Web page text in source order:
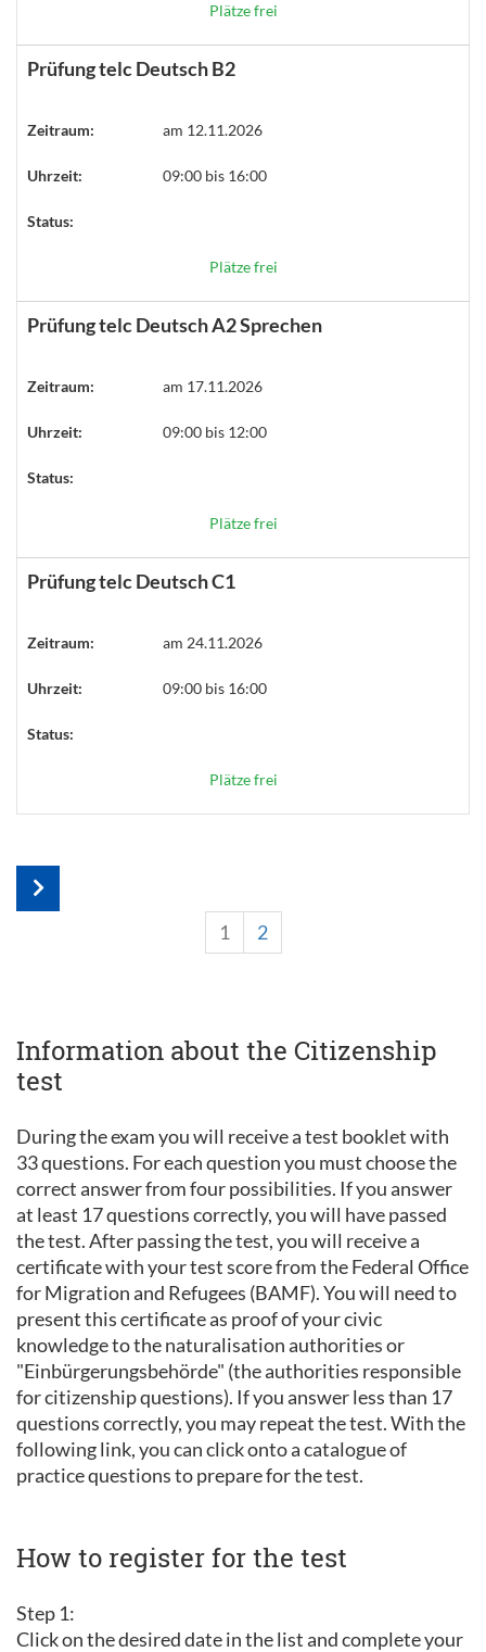
Plätze frei
Prüfung telc Deutsch B2
Zeitraum: am 12.11.2026
Uhrzeit: 09:00 bis 16:00
Status:
Plätze frei
Prüfung telc Deutsch A2 Sprechen
Zeitraum: am 17.11.2026
Uhrzeit: 09:00 bis 12:00
Status:
Plätze frei
Prüfung telc Deutsch C1
Zeitraum: am 24.11.2026
Uhrzeit: 09:00 bis 16:00
Status:
Plätze frei
1 2
Information about the Citizenship
test
During the exam you will receive a test booklet with
33 questions. For each question you must choose the
correct answer from four possibilities. If you answer
at least 17 questions correctly, you will have passed
the test. After passing the test, you will receive a
certificate with your test score from the Federal Office
for Migration and Refugees (BAMF). You will need to
present this certificate as proof of your civic
knowledge to the naturalisation authorities or
"Einbürgerungsbehörde" (the authorities responsible
for citizenship questions). If you answer less than 17
questions correctly, you may repeat the test. With the
following link, you can click onto a catalogue of
practice questions to prepare for the test.
How to register for the test
Step 1:
Click on the desired date in the list and complete your